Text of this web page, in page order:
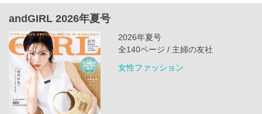
andGIRL 2026年夏号
2026年夏号
全140ページ / 主婦の友社
女性ファッション